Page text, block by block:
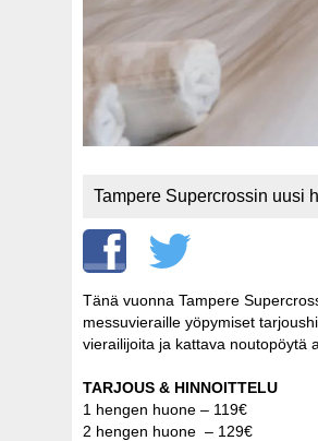
Tampere Supercrossin uusi
Tänä vuonna Tampere
messuvieraille yöpymiset
vierailijoita ja kattava noutopöytä
TARJOUS & HINNOITTELU
1 hengen huone – 119€
2 hengen huone – 129€